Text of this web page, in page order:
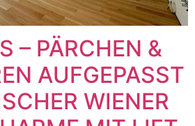
– PÄRCHEN &
AUFGEPASST
WIENER